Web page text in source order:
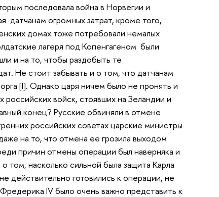
последовала война в Норвегии и
огромных затрат, кроме того,
домах тоже потребовали немалых
лагеря под Копенгагеном были
и на то, чтобы раздобыть те
Не стоит забывать и о том, что датчанам
[I]. Однако царя ничем было не пронять и
войск, стоявших на Зеландии и
конец? Русские обвиняли в отмене
российских советах царские министры
на то, что отмена ее грозила выходом
причин отмены операции был наверняка и
том, насколько сильной была защита Карла
действительно готовились к операции, не
IV было очень важно представить к